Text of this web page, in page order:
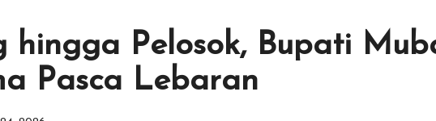
hingga Pelosok, Bupati
Pasca Lebaran